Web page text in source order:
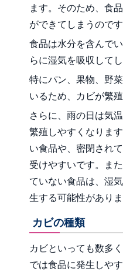
ます。そのため、食
ができてしまうのです
食品は水分を含んで
らに湿気を吸収してし
特にパン、果物、野
いるため、カビが繁
さらに、雨の日は気
繁殖しやすくなりま
い食品や、密閉され
受けやすいです。ま
ていない食品は、湿
生する可能性がありま
カビの種類
カビといっても数多
では食品に発生しや